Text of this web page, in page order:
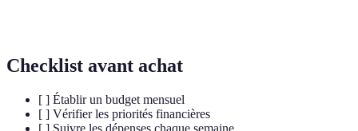
Checklist avant achat
[ ] Établir un budget mensuel
[ ] Vérifier les priorités financières
[ ] Suivre les dépenses chaque semaine